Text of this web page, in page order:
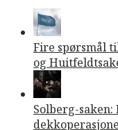
Fire spørsmål
og
Solberg-